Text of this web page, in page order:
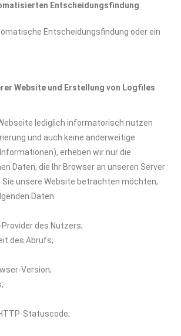
Entscheidungsfindung
Entscheidungsfindung oder ein
Website und Erstellung von Logfiles
lediglich informatorisch nutzen
und auch keine anderweitige
erheben wir nur die
Daten, die Ihr Browser an unseren Server
unsere Website betrachten möchten,
Daten:
des Nutzers;
des Abrufs;
Version;
Statuscode;